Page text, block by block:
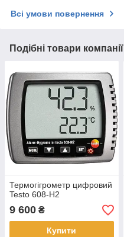
Всі умови повернення
Подібні товари компанії
Термогігрометр цифровий
Testo 608-Н2
9 600 ₴
Купити